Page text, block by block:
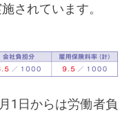
されています。
1日からは労働者負